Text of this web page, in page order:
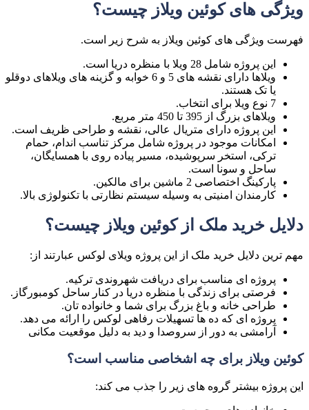
ویژگی های کوئین ویلاز چیست؟
فهرست ویژگی های کوئین ویلاز به شرح زیر است.
این پروژه شامل 28 ویلا با منظره دریا است
.
ویلاها دارای نقشه های 5 و 6 خوابه و گزینه های ویلاهای دوقلو
یا تک هستند.
7 نوع ویلا برای انتخاب.
ویلاهای بزرگ از 395 تا 450 متر مربع
.
این پروژه دارای متریال عالی، نقشه و طراحی ظریف است.
امکانات موجود در پروژه شامل مرکز تناسب اندام، حمام
ترکی، استخر سرپوشیده، مسیر پیاده روی با همسایگان،
ساحل و سونا است.
پارکینگ اختصاصی 2 ماشین برای مالکین
.
کارمندان امنیتی به وسیله سیستم نظارتی با تکنولوژی بالا.
دلایل خرید ملک از کوئین ویلاز چیست؟
مهم ترین دلایل خرید ملک از این پروژه ویلای لوکس عبارتند از:
پروژه ای مناسب برای دریافت شهروندی ترکیه.
فرصتی برای زندگی با منظره دریا در کنار ساحل کومبورگاز .
طراحی خانه و باغ بزرگ برای شما و خانواده تان.
پروژه ای که ده ها تسهیلات رفاهی لوکس را ارائه می دهد.
آرامشی به دور از سروصدا و دید به دلیل موقعیت مکانی
کوئین ویلاز برای چه اشخاصی مناسب است؟
این پروژه بیشتر گروه های زیر را جذب می کند: